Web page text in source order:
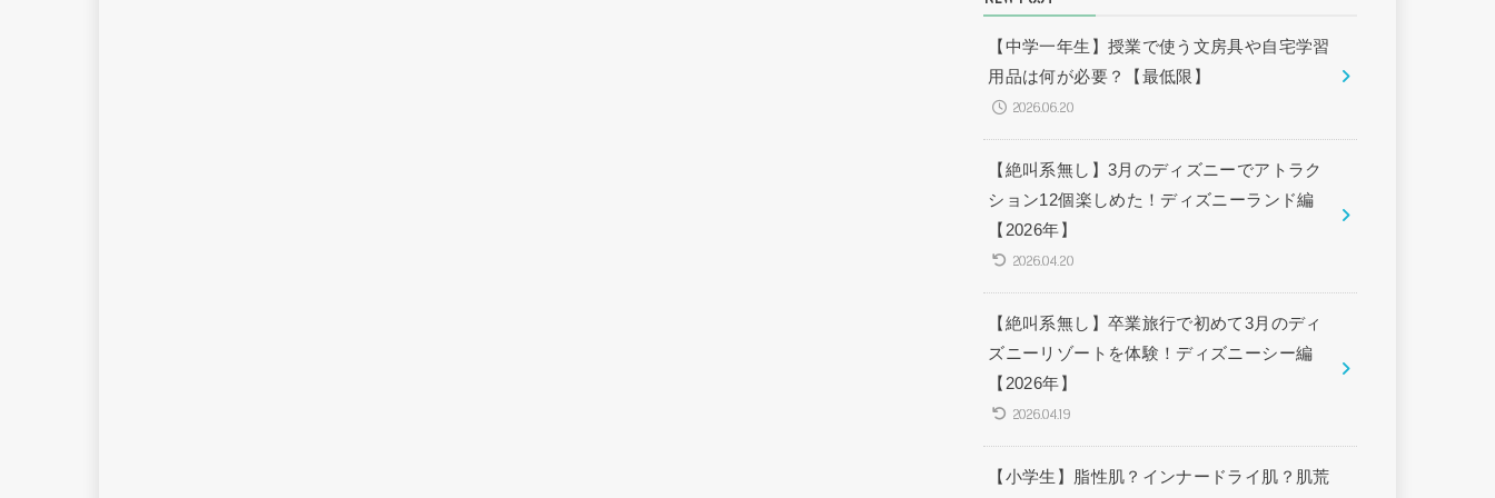
【中学一年生】授業で使う文房具や自宅学習
用品は何が必要？【最低限】
2026.06.20
【絶叫系無し】3月のディズニーでアトラク
ション12個楽しめた！ディズニーランド編
【2026年】
2026.04.20
【絶叫系無し】卒業旅行で初めて3月のディ
ズニーリゾートを体験！ディズニーシー編
【2026年】
2026.04.19
【小学生】脂性肌？インナードライ肌？肌荒